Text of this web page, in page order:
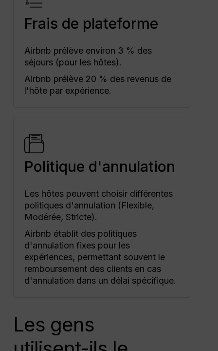
Frais de plateforme
Airbnb prélève environ 3 % des
séjours (pour les hôtes).
Airbnb prélève 20 % des revenus de
l'hôte par expérience.
Politique d'annulation
Les hôtes peuvent choisir différentes
politiques d'annulation (Flexible,
Modérée, Stricte).
Airbnb établit des politiques
d'annulation fixes pour les
expériences, permettant souvent le
remboursement des clients en cas
d'annulation dans un délai spécifique.
Les gens